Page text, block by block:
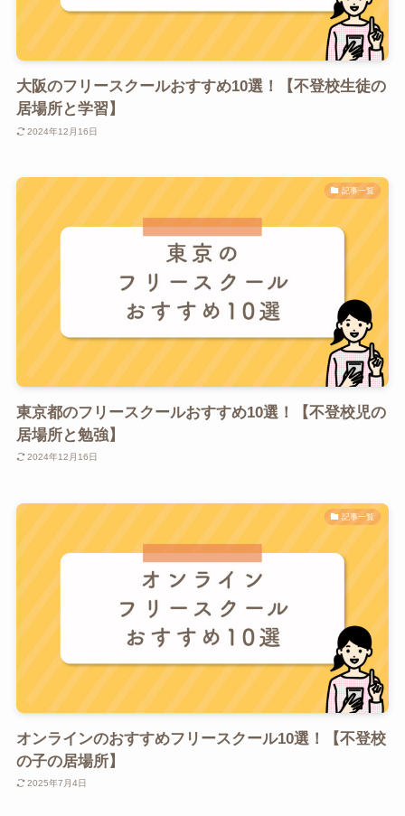
大阪のフリースクールおすすめ10選！【不登校生徒の
居場所と学習】
2024年12月16日
記事一覧
東京都のフリースクールおすすめ10選！【不登校児の
居場所と勉強】
2024年12月16日
記事一覧
オンラインのおすすめフリースクール10選！【不登校
の子の居場所】
2025年7月4日